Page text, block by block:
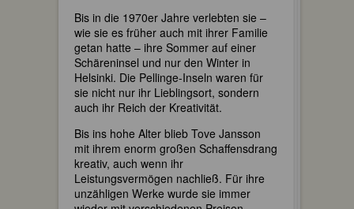
Bis in die 1970er Jahre verlebten sie –
wie sie es früher auch mit ihrer Familie
getan hatte – ihre Sommer auf einer
Schäreninsel und nur den Winter in
Helsinki. Die Pellinge-Inseln waren für
sie nicht nur ihr Lieblingsort, sondern
auch ihr Reich der Kreativität.
Bis ins hohe Alter blieb Tove Jansson
mit ihrem enorm großen Schaffensdrang
kreativ, auch wenn ihr
Leistungsvermögen nachließ. Für ihre
unzähligen Werke wurde sie immer